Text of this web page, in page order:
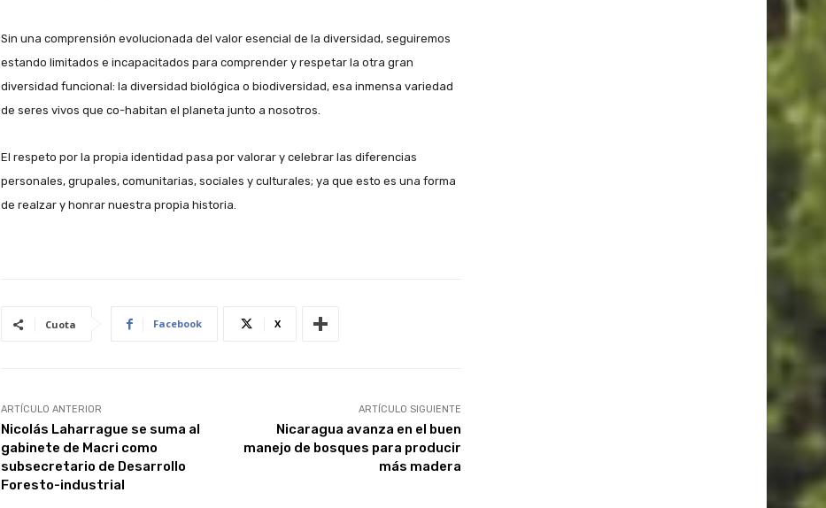
Sin una comprensión evolucionada del valor esencial de la diversidad, seguiremos
estando limitados e incapacitados para comprender y respetar la otra gran
diversidad funcional: la diversidad biológica o biodiversidad, esa inmensa variedad
de seres vivos que co-habitan el planeta junto a nosotros.
El respeto por la propia identidad pasa por valorar y celebrar las diferencias
personales, grupales, comunitarias, sociales y culturales; ya que esto es una forma
de realzar y honrar nuestra propia historia.
Cuota Facebook X
ARTÍCULO ANTERIOR
Nicolás Laharrague se suma al
gabinete de Macri como
subsecretario de Desarrollo
Foresto-industrial
ARTÍCULO SIGUIENTE
Nicaragua avanza en el buen
manejo de bosques para producir
más madera